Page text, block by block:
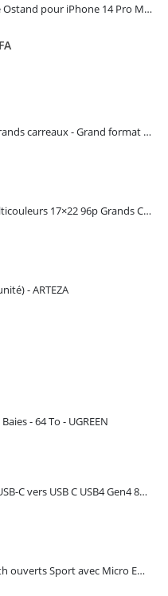
000 CFA.
Coque Magnétique Ostand pour iPhone 14 Pro Max - Violet Foncé - TORRAS
000 CFA.
Cahier 192 pages grands carreaux - Grand format - Brochure dos toilé - 24x32 cm - Papier blanc 90 g - Couverture carte pelliculée couleur aléatoire - Clairefontaine
Cahier Polypro multicouleurs 17×22 96p Grands Carreaux Séyès 90g - CALLIGRAPHE
- ARTEZA
- 64 To - UGREEN
Câble 240W Câble USB-C vers USB C USB4 Gen4 80Gbps pour Thunderbolt 5/4/3, Premium 18K double écran triple 4K PD3.1 - UGREEN
Écouteurs Bluetooth ouverts Sport avec Micro ENC IPX5 – HiTune S3 UGREEN 45785